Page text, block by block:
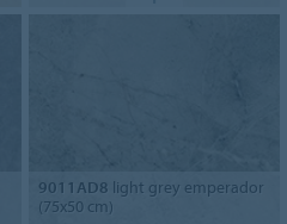
9011AD8 light grey emperador
(75x50 cm)